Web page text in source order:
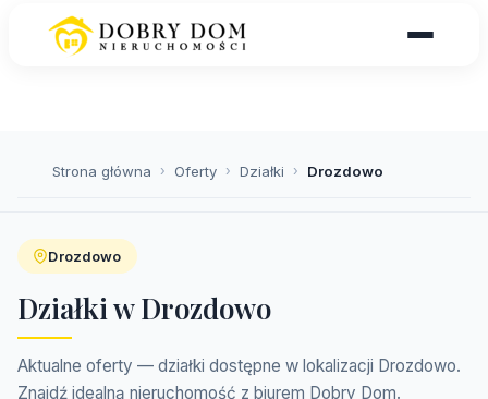
Strona główna › Oferty › Działki › Drozdowo
Drozdowo
Działki w Drozdowo
Aktualne oferty — działki dostępne w lokalizacji Drozdowo.
Znajdź idealną nieruchomość z biurem Dobry Dom.